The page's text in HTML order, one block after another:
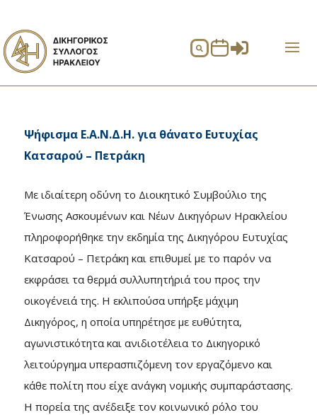
 
Ψήφισμα Ε.Α.Ν.Δ.Η. για θάνατο Ευτυχίας
Κατσαρού – Πετράκη
Με ιδιαίτερη οδύνη το Διοικητικό Συμβούλιο της
Ένωσης Ασκουμένων και Νέων Δικηγόρων Ηρακλείου
πληροφορήθηκε την εκδημία της Δικηγόρου Ευτυχίας
Κατσαρού – Πετράκη και επιθυμεί με το παρόν να
εκφράσει τα θερμά συλλυπητήριά του προς την
οικογένειά της. Η εκλιπούσα υπήρξε μάχιμη
Δικηγόρος, η οποία υπηρέτησε με ευθύτητα,
αγωνιστικότητα και ανιδιοτέλεια το Δικηγορικό
λειτούργημα υπερασπιζόμενη τον εργαζόμενο και
κάθε πολίτη που είχε ανάγκη νομικής συμπαράστασης.
Η πορεία της ανέδειξε τον κοινωνικό ρόλο του